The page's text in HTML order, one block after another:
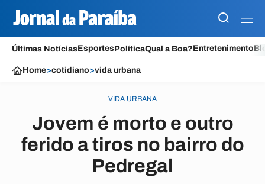
Últimas NotíciasEsportesPolíticaQual a Boa?Entretenimento
Home>cotidiano>vida urbana
VIDA URBANA
Jovem é morto e outro
ferido a tiros no bairro do
Pedregal